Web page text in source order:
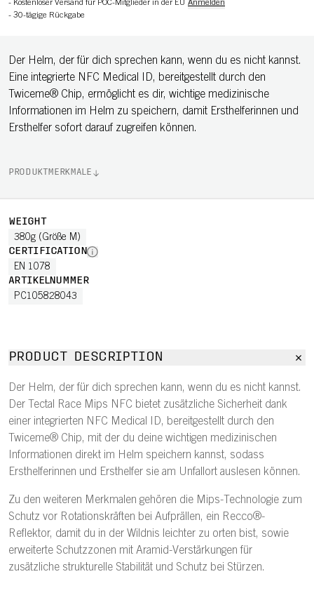
- Kostenloser Versand für POC-Mitglieder in der EU Anmelden
- 30-tägige Rückgabe
Der Helm, der für dich sprechen kann, wenn du es nicht kannst.
Eine integrierte NFC Medical ID, bereitgestellt durch den
Twiceme® Chip, ermöglicht es dir, wichtige medizinische
Informationen im Helm zu speichern, damit Ersthelferinnen und
Ersthelfer sofort darauf zugreifen können.
PRODUKTMERKMALE
WEIGHT
380g (Größe M)
CERTIFICATION
EN 1078
ARTIKELNUMMER
PC105828043
PRODUCT DESCRIPTION
Der Helm, der für dich sprechen kann, wenn du es nicht kannst.
Der Tectal Race Mips NFC bietet zusätzliche Sicherheit dank
einer integrierten NFC Medical ID, bereitgestellt durch den
Twiceme® Chip, mit der du deine wichtigen medizinischen
Informationen direkt im Helm speichern kannst, sodass
Ersthelferinnen und Ersthelfer sie am Unfallort auslesen können.
Zu den weiteren Merkmalen gehören die Mips-Technologie zum
Schutz vor Rotationskräften bei Aufprällen, ein Recco®-
Reflektor, damit du in der Wildnis leichter zu orten bist, sowie
erweiterte Schutzzonen mit Aramid-Verstärkungen für
zusätzliche strukturelle Stabilität und Schutz bei Stürzen.